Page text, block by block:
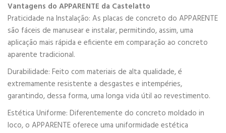
Vantagens do APPARENTE da Castelatto
Praticidade na Instalação: As placas de concreto do APPARENTE
são fáceis de manusear e instalar, permitindo, assim, uma
aplicação mais rápida e eficiente em comparação ao concreto
aparente tradicional.
Durabilidade: Feito com materiais de alta qualidade, é
extremamente resistente a desgastes e intempéries,
garantindo, dessa forma, uma longa vida útil ao revestimento.
Estética Uniforme: Diferentemente do concreto moldado in
loco, o APPARENTE oferece uma uniformidade estética